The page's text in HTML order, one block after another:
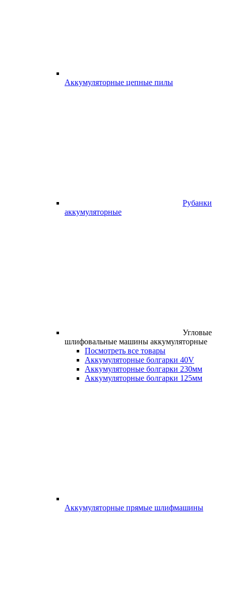
Аккумуляторные цепные пилы
Рубанки
аккумуляторные
Угловые
шлифовальные машины аккумуляторные
Посмотреть все товары
Аккумуляторные болгарки 40V
Аккумуляторные болгарки 230мм
Аккумуляторные болгарки 125мм
Аккумуляторные прямые шлифмашины